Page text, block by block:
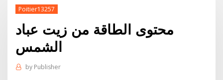
Poitier13257
محتوى الطاقة من زيت عباد
الشمس
by Publisher